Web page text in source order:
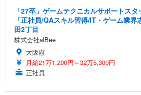
「27卒」ゲームテクニカルサポートス
「正社員/QAスキル習得/IT・ゲーム業
田2丁目
株式会社alBee
大阪府
月給21万1,200円～32万5,300円
正社員